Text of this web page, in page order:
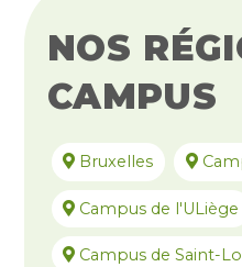
FAQ
NOS
CAMPUS
Bruxelles
Campus de l'ULiège
Campus de Saint-